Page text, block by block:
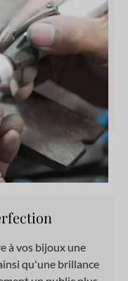
à vos bijoux une
qu'une brillance